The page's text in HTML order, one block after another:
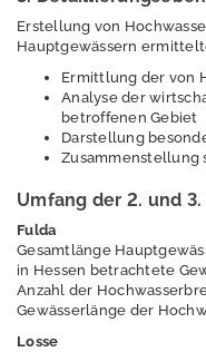
Nachhaltigkeit /
Indikatoren
Naturschutz -
Zentrum für
Artenvielfalt
Ressourcenschutz
und
Kreislaufwirtschaft,
Abfall
Strahlenschutz
Wasser
Erstellung von
Hauptgewässern
Ermittlung der von
Analyse der
betroffenen Gebiet
Darstellung
Zusammenstellung
Umfang der 2. und
Fulda
Gesamtlänge
in Hessen betrachtete
Anzahl der
Gewässerlänge der
Losse